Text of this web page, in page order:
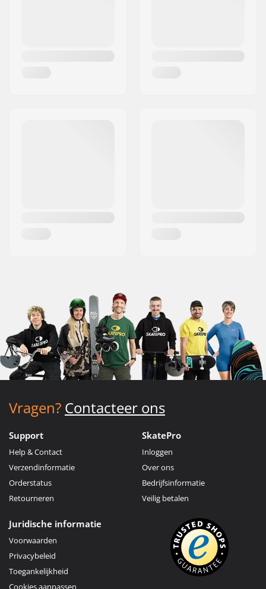
Vragen? Contacteer ons
Support
Help & Contact
Verzendinformatie
Orderstatus
Retourneren
SkatePro
Inloggen
Over ons
Bedrijfsinformatie
Veilig betalen
Juridische informatie
Voorwaarden
Privacybeleid
Toegankelijkheid
Cookies aanpassen